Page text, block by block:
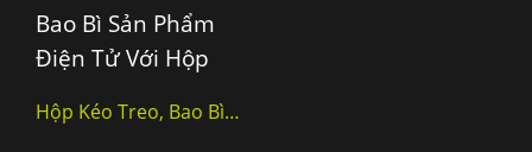
Bao Bì Sản Phẩm
Điện Tử Với Hộp
Hộp Kéo Treo, Bao Bì